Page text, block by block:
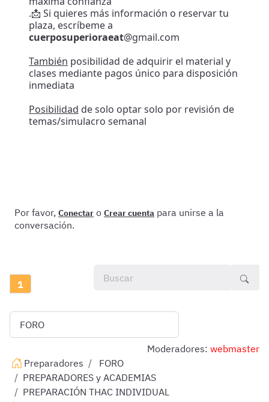
.📩 Si quieres más información o reservar tu
plaza, escríbeme a
cuerposuperioraeat@gmail.com
También posibilidad de adquirir el material y
clases mediante pagos único para disposición
inmediata
Posibilidad de solo optar solo por revisión de
temas/simulacro semanal
Por favor, Conectar o Crear cuenta para unirse a la
conversación.
1
Moderadores: webmaster
Preparadores
FORO
PREPARADORES y ACADEMIAS
PREPARACIÓN THAC INDIVIDUAL